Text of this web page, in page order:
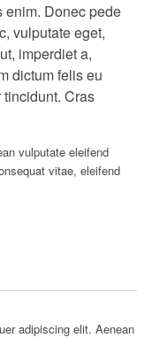
enim. Donec pede
vulputate eget,
imperdiet a,
dictum felis eu
Cras
vulputate eleifend
vitae, eleifend
adipiscing elit. Aenean